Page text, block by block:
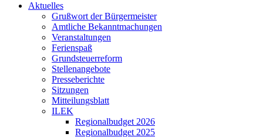
Aktuelles
Grußwort der Bürgermeister
Amtliche Bekanntmachungen
Veranstaltungen
Ferienspaß
Grundsteuerreform
Stellenangebote
Presseberichte
Sitzungen
Mitteilungsblatt
ILEK
Regionalbudget 2026
Regionalbudget 2025